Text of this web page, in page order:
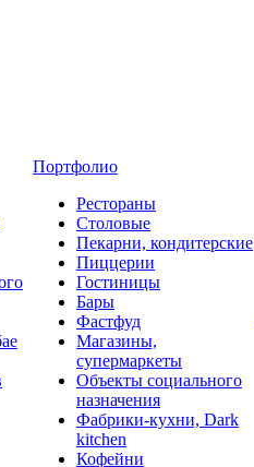
Портфолио
Рестораны
Столовые
Пекарни, кондитерские
Пиццерии
Гостиницы
Бары
Фастфуд
Магазины,
супермаркеты
Объекты социального
назначения
Фабрики-кухни, Dark
kitchen
Кофейни